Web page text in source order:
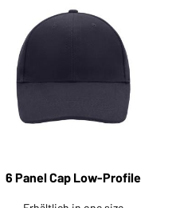
für Ihren
zu unserem
6 Panel Cap Low-Profile